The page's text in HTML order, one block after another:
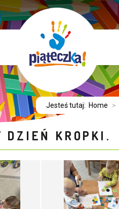
Jesteś tutaj: Home >
DZIEŃ KROPKI.